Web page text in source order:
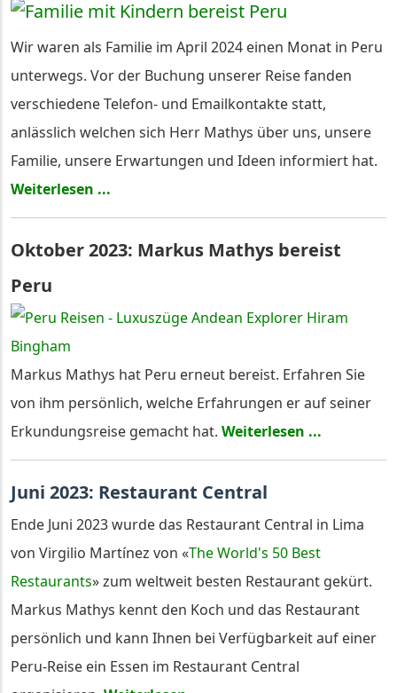
Wir waren als Familie im April 2024 einen Monat in Peru
unterwegs. Vor der Buchung unserer Reise fanden
verschiedene Telefon- und Emailkontakte statt,
anlässlich welchen sich Herr Mathys über uns, unsere
Familie, unsere Erwartungen und Ideen informiert hat.
Weiterlesen ...
Oktober 2023: Markus Mathys bereist
Peru
Markus Mathys hat Peru erneut bereist. Erfahren Sie
von ihm persönlich, welche Erfahrungen er auf seiner
Erkundungsreise gemacht hat. Weiterlesen ...
Juni 2023: Restaurant Central
Ende Juni 2023 wurde das Restaurant Central in Lima
von Virgilio Martínez von «The World's 50 Best
Restaurants» zum weltweit besten Restaurant gekürt.
Markus Mathys kennt den Koch und das Restaurant
persönlich und kann Ihnen bei Verfügbarkeit auf einer
Peru-Reise ein Essen im Restaurant Central